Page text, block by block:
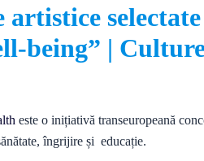
being” |
este o inițiativă transeuropeană
îngrijire și educație.